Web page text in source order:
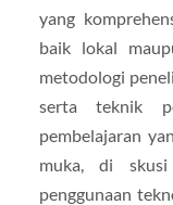
yang
baik lokal
metodologi
serta teknik
pembelajaran
muka, di skusi
penggunaan